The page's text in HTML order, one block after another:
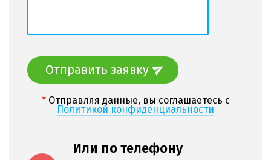
Отправить заявку
*Отправляя данные, вы соглашаетесь с
Политикой конфиденциальности
Или по телефону